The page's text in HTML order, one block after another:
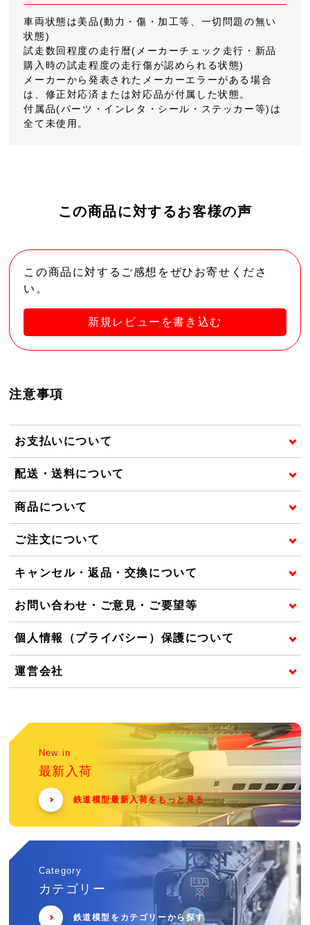
車両状態は美品(動力・傷・加工等、一切問題の無い
状態)
試走数回程度の走行暦(メーカーチェック走行・新品
購入時の試走程度の走行傷が認められる状態)
メーカーから発表されたメーカーエラーがある場合
は、修正対応済または対応品が付属した状態。
付属品(パーツ・インレタ・シール・ステッカー等)は
全て未使用。
この商品に対するお客様の声
この商品に対するご感想をぜひお寄せくださ
い。
新規レビューを書き込む
注意事項
お支払いについて
配送・送料について
商品について
ご注文について
キャンセル・返品・交換について
お問い合わせ・ご意見・ご要望等
個人情報（プライバシー）保護について
運営会社
New in
最新入荷
鉄道模型最新入荷をもっと見る
Category
カテゴリー
鉄道模型をカテゴリーから探す